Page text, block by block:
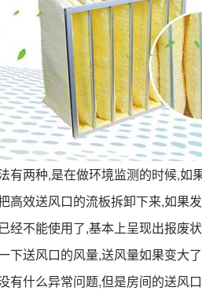
有两种,是在做环境监测的时候,如
高效送风口的流板拆卸下来,如果
经不能使用了,基本上呈现出报废
下送风口的风量,送风量如果变大了
有什么异常问题,但是房间的送风